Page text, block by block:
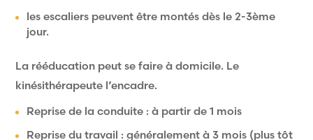
les escaliers peuvent être montés dès le 2-3ème
jour.
La rééducation peut se faire à domicile. Le
kinésithérapeute l’encadre.
Reprise de la conduite : à partir de 1 mois
Reprise du travail : généralement à 3 mois (plus tôt